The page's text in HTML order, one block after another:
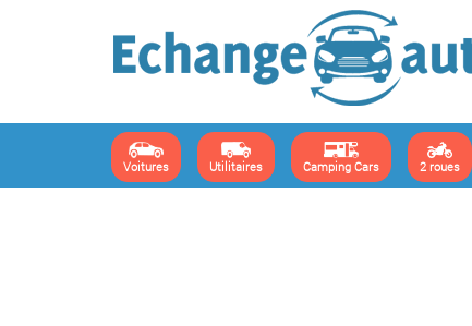
Voitures Utilitaires Camping Cars 2 roues